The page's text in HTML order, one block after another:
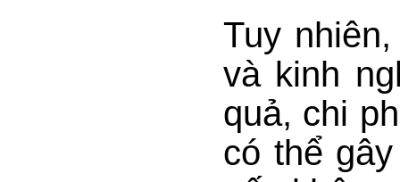
Tuy
và kinh
quả, chi
có thể